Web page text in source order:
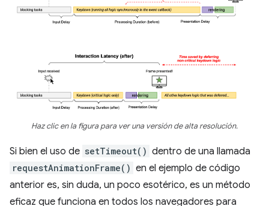
Haz clic en la figura para ver una versión de alta resolución.
Si bien el uso de setTimeout() dentro de una llamada
requestAnimationFrame() en el ejemplo de código
anterior es, sin duda, un poco esotérico, es un método
eficaz que funciona en todos los navegadores para